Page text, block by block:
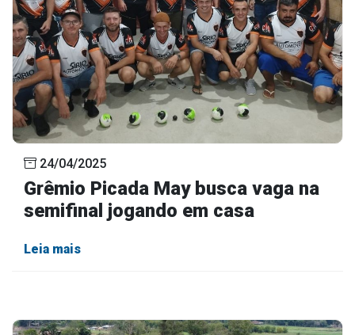
24/04/2025
Grêmio Picada May busca vaga na
semifinal jogando em casa
Leia mais